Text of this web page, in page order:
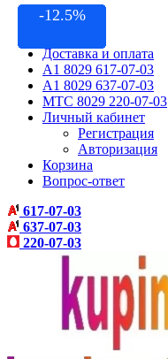
Контакты
Доставка и оплата
A1 8029 617-07-03
A1 8029 637-07-03
МТС 8029 220-07-03
Личный кабинет
Регистрация
Авторизация
Корзина
Вопрос-ответ
617-07-03
637-07-03
220-07-03
-7.69%
-6%
-10%
-10%
-10%
-10%
-11.11%
-10%
-9.52%
-11.11%
-10%
-11.11%
-7.5%
-20%
-12.5%